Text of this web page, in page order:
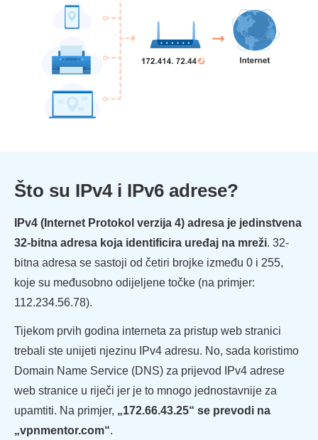
Što su IPv4 i IPv6 adrese?
IPv4 (Internet Protokol verzija 4) adresa je jedinstvena
32-bitna adresa koja identificira uređaj na mreži. 32-
bitna adresa se sastoji od četiri brojke između 0 i 255,
koje su međusobno odijeljene točke (na primjer:
112.234.56.78).
Tijekom prvih godina interneta za pristup web stranici
trebali ste unijeti njezinu IPv4 adresu. No, sada koristimo
Domain Name Service (DNS) za prijevod IPv4 adrese
web stranice u riječi jer je to mnogo jednostavnije za
upamtiti. Na primjer, „172.66.43.25“ se prevodi na
„vpnmentor.com“.